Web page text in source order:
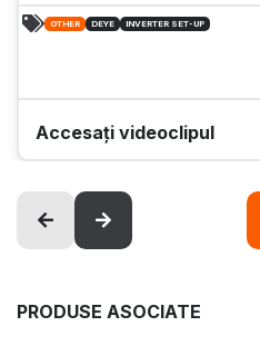
OTHER DEYE INVERTER SET-UP
Accesați videoclipul
PRODUSE ASOCIATE